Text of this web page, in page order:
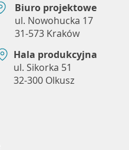
Biuro projektowe
ul. Nowohucka 17
31-573 Kraków
Hala produkcyjna
ul. Sikorka 51
32-300 Olkusz